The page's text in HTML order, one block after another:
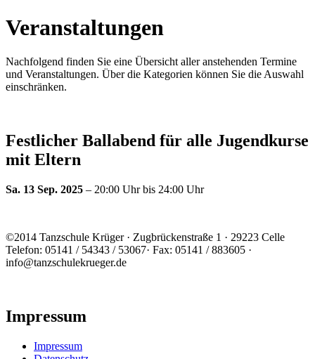
Veranstaltungen
Nachfolgend finden Sie eine Übersicht aller anstehenden Termine
und Veranstaltungen. Über die Kategorien können Sie die Auswahl
einschränken.
Festlicher Ballabend für alle Jugendkurse
mit Eltern
Sa. 13 Sep. 2025 – 20:00 Uhr bis 24:00 Uhr
©2014 Tanzschule Krüger · Zugbrückenstraße 1 · 29223 Celle
Telefon: 05141 / 54343 / 53067· Fax: 05141 / 883605 ·
info@tanzschulekrueger.de
Impressum
Impressum